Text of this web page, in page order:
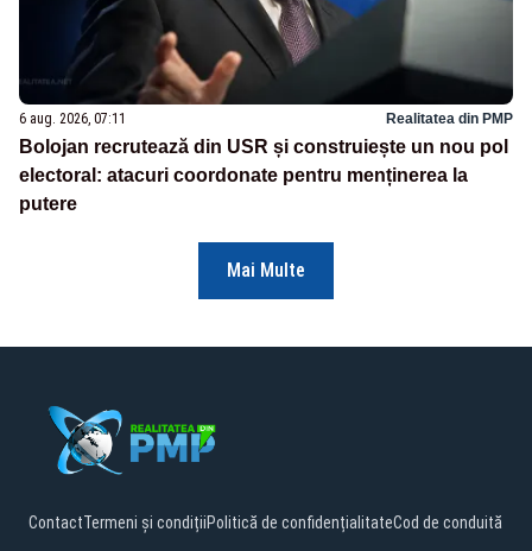
6 aug. 2026, 07:11 Realitatea din PMP
Bolojan recrutează din USR și construiește un nou pol
electoral: atacuri coordonate pentru menținerea la
putere
Mai Multe
ContactTermeni și condițiiPolitică de confidențialitateCod de conduită